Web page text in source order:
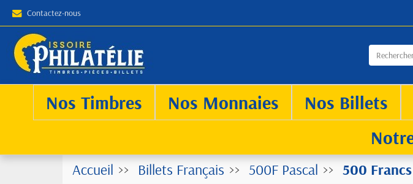
Contactez-nous
Nos Timbres Nos Monnaies Nos Billets
Accueil Billets Français 500F Pascal 500